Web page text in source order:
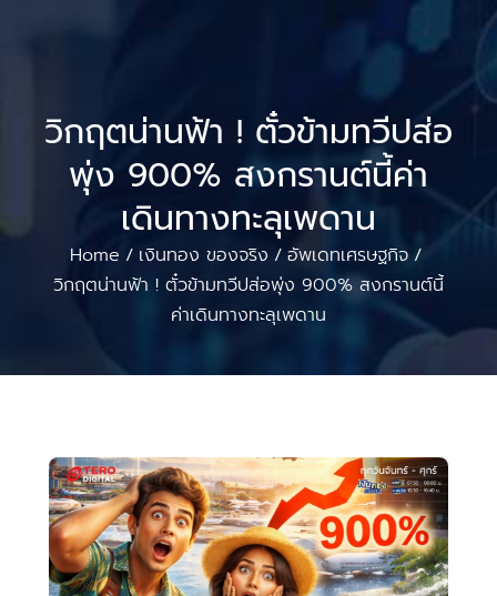
วิกฤตน่านฟ้า ! ตั๋วข้ามทวีปส่อ
พุ่ง 900% สงกรานต์นี้ค่า
เดินทางทะลุเพดาน
Home / เงินทอง ของจริง / อัพเดทเศรษฐกิจ /
วิกฤตน่านฟ้า ! ตั๋วข้ามทวีปส่อพุ่ง 900% สงกรานต์นี้
ค่าเดินทางทะลุเพดาน